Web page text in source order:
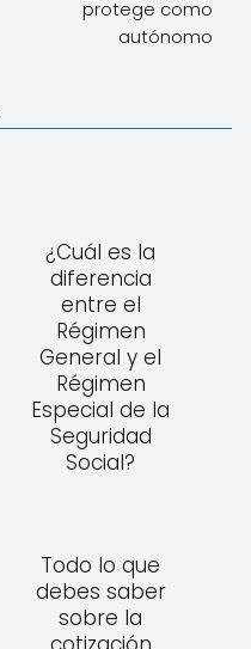
protege como
autónomo
¿Cuál es la
diferencia
entre el
Régimen
General y el
Régimen
Especial de la
Seguridad
Social?
Todo lo que
debes saber
sobre la